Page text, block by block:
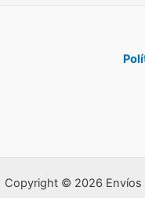
Copyright © 2026 Envíos